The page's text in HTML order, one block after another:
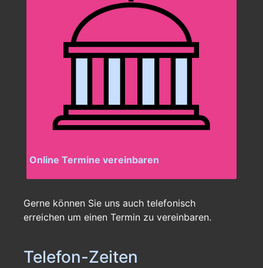
Online Termine vereinbaren
Gerne können Sie uns auch telefonisch
erreichen um einen Termin zu vereinbaren.
Telefon-Zeiten